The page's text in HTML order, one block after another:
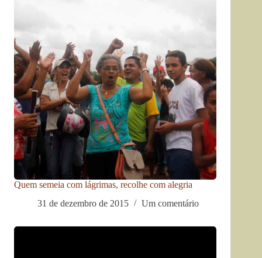
Quem semeia com lágrimas, recolhe com alegria
31 de dezembro de 2015
Um comentário